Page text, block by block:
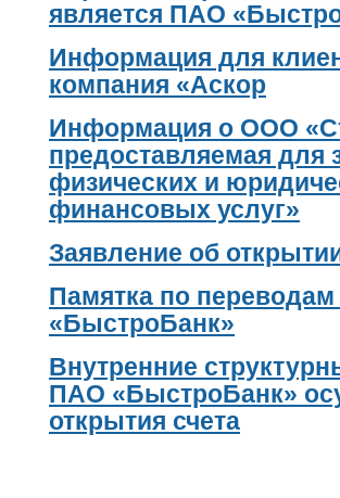
является ПАО
Информация для
компания «Аскор
Информация о ООО
предоставляемая для
физических и
финансовых услуг»
Заявление об
Памятка по
«БыстроБанк»
Внутренние
ПАО «БыстроБанк»
открытия счета